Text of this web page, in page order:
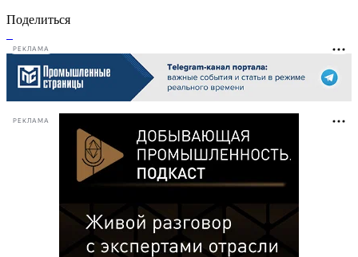
Поделиться
РЕКЛАМА
РЕКЛАМА